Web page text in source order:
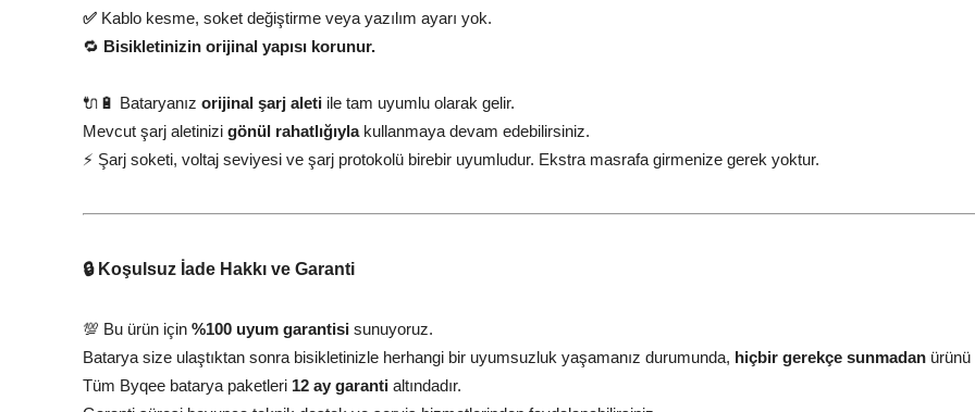
✅ Kablo kesme, soket değiştirme veya yazılım ayarı yok.
🔁 Bisikletinizin orijinal yapısı korunur.
🔌🔋 Bataryanız orijinal şarj aleti ile tam uyumlu olarak gelir.
Mevcut şarj aletinizi gönül rahatlığıylakullanmaya devam edebilirsiniz.
⚡ Şarj soketi, voltaj seviyesi ve şarj protokolü birebir uyumludur. Ekstra masrafa girmenize gerek yoktur.
🔒 Koşulsuz İade Hakkı ve Garanti
💯 Bu ürün için %100 uyum garantisi sunuyoruz.
Batarya size ulaştıktan sonra bisikletinizle herhangi bir uyumsuzluk yaşamanız durumunda, hiçbir gerekçe sunmadan
Tüm Byqee batarya paketleri 12 ay garanti altındadır.